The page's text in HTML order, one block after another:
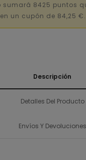
sumará 8425 puntos
un cupón de 84,25 €.
Descripción
Detalles Del Producto
Envíos Y Devoluciones